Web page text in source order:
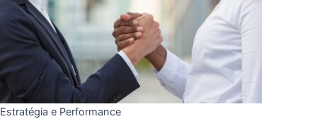
Estratégia e Performance